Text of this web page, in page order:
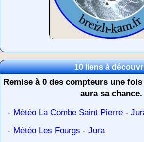
10 liens à
Remise à 0 des compteurs une
aura sa chance.
- Météo La Combe Saint Pierre -
- Météo Les Fourgs - Jura